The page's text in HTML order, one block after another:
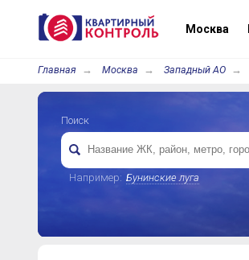
Москва
Главная Москва Западный АО
Поиск
Например: Бунинские луга